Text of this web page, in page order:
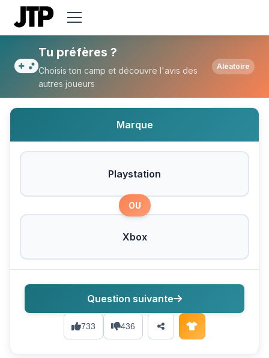
Tu préfères Playstation ou Xbox ?
Tu préfères ?
Choisis ton camp et découvre l'avis des
autres joueurs
Aléatoire
Marque
Playstation
OU
Xbox
733 436
Question suivante